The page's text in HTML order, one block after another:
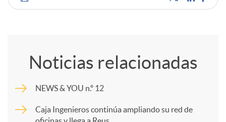
C
m
p
Noticias relacionadas
NEWS & YOU n.º 12
Caja Ingenieros continúa ampliando su red de